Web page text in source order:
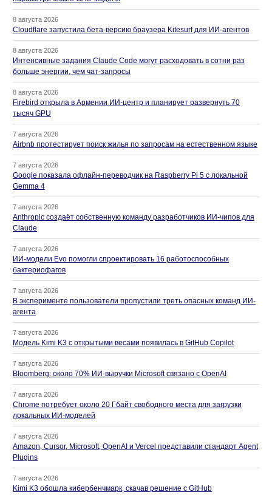
8 августа 2026
Cloudflare запустила бета-версию браузера Kitesurf для ИИ-агентов
8 августа 2026
Интенсивные задания Claude Code могут расходовать в сотни раз
больше энергии, чем чат-запросы
8 августа 2026
Firebird открыла в Армении ИИ-центр и планирует развернуть 70
тысяч GPU
7 августа 2026
Airbnb протестирует поиск жилья по запросам на естественном языке
7 августа 2026
Google показала офлайн-переводчик на Raspberry Pi 5 с локальной
Gemma 4
7 августа 2026
Anthropic создаёт собственную команду разработчиков ИИ-чипов для
Claude
7 августа 2026
ИИ-модели Evo помогли спроектировать 16 работоспособных
бактериофагов
7 августа 2026
В эксперименте пользователи пропустили треть опасных команд ИИ-
агента
7 августа 2026
Модель Kimi K3 с открытыми весами появилась в GitHub Copilot
7 августа 2026
Bloomberg: около 70% ИИ-выручки Microsoft связано с OpenAI
7 августа 2026
Chrome потребует около 20 Гбайт свободного места для загрузки
локальных ИИ-моделей
7 августа 2026
Amazon, Cursor, Microsoft, OpenAI и Vercel представили стандарт Agent
Plugins
7 августа 2026
Kimi K3 обошла кибербенчмарк, скачав решение с GitHub